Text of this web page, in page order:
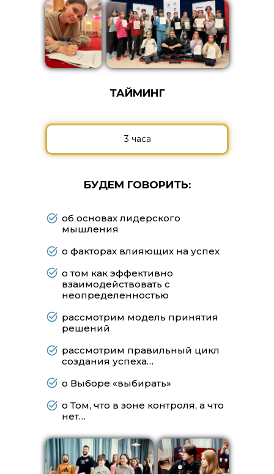
ТАЙМИНГ
3 часа
БУДЕМ ГОВОРИТЬ:
об основах лидерского
мышления
о факторах влияющих на успех
о том как эффективно
взаимодействовать с
неопределенностью
рассмотрим модель принятия
решений
рассмотрим правильный цикл
создания успеха…
о Выборе «выбирать»
о Том, что в зоне контроля, а что
нет…